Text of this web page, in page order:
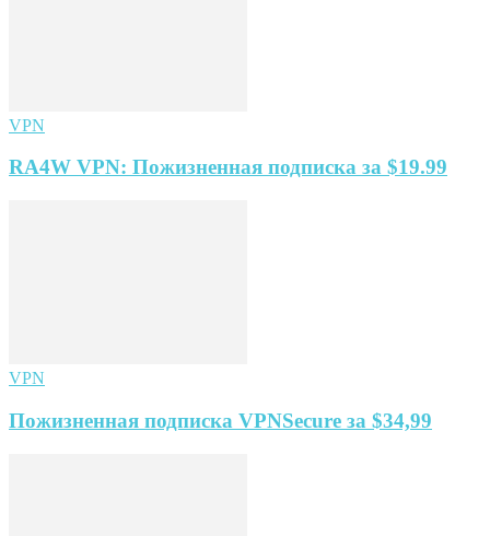
VPN
RA4W VPN: Пожизненная подписка за $19.99
VPN
Пожизненная подписка VPNSecure за $34,99